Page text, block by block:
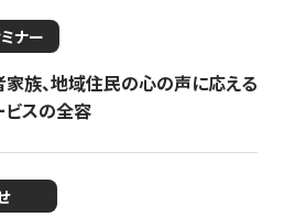
ナー
家族、地域住民の心の声に応える
スの全容